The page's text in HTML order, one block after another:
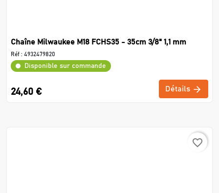
Chaîne Milwaukee M18 FCHS35 - 35cm 3/8" 1,1 mm
Réf : 4932479820
Disponible sur commande
24,60 € Détails
favorite_border